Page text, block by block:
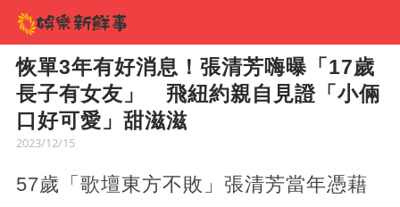
恢單3年有好消息！張清芳嗨曝「17歲
長子有女友」 飛紐約親自見證「小倆
口好可愛」甜滋滋
2023/12/15
57歲「歌壇東方不敗」張清芳當年憑藉